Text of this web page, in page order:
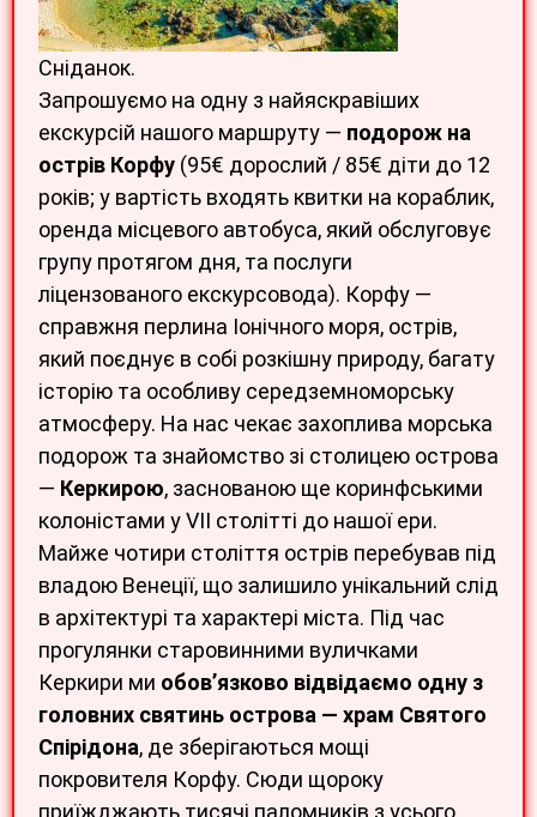
Сніданок.
Запрошуємо на одну з найяскравіших
екскурсій нашого маршруту — подорож на
острів Корфу (95€ дорослий / 85€ діти до 12
років; у вартість входять квитки на кораблик,
оренда місцевого автобуса, який обслуговує
групу протягом дня, та послуги
ліцензованого екскурсовода). Корфу —
справжня перлина Іонічного моря, острів,
який поєднує в собі розкішну природу, багату
історію та особливу середземноморську
атмосферу. На нас чекає захоплива морська
подорож та знайомство зі столицею острова
— Керкирою, заснованою ще коринфськими
колоністами у VII столітті до нашої ери.
Майже чотири століття острів перебував під
владою Венеції, що залишило унікальний слід
в архітектурі та характері міста. Під час
прогулянки старовинними вуличками
Керкири ми обов’язково відвідаємо одну з
головних святинь острова — храм Святого
Спірідона, де зберігаються мощі
покровителя Корфу. Сюди щороку
приїжджають тисячі паломників з усього